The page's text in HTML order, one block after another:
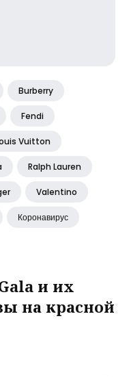
Burberry
Fendi
Vuitton
Ralph Lauren
Valentino
Коронавирус
и их
на красной